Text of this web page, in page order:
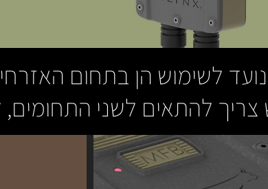
נועד לשימוש הן בתחום
להתאים לשני